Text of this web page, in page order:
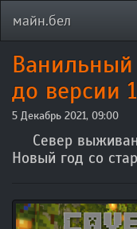
майн.бел
Ванильный
до версии
5 Декабрь 2021, 09:00
Север
Новый год со